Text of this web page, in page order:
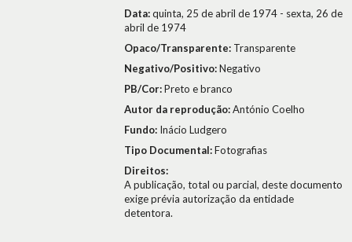
Data:quinta, 25 de abril de 1974 - sexta, 26 de
abril de 1974
Opaco/Transparente: Transparente
Negativo/Positivo:Negativo
PB/Cor:Preto e branco
Autor da reprodução:António Coelho
Fundo: Inácio Ludgero
Tipo Documental:Fotografias
Direitos:
A publicação, total ou parcial, deste documento
exige prévia autorização da entidade
detentora.